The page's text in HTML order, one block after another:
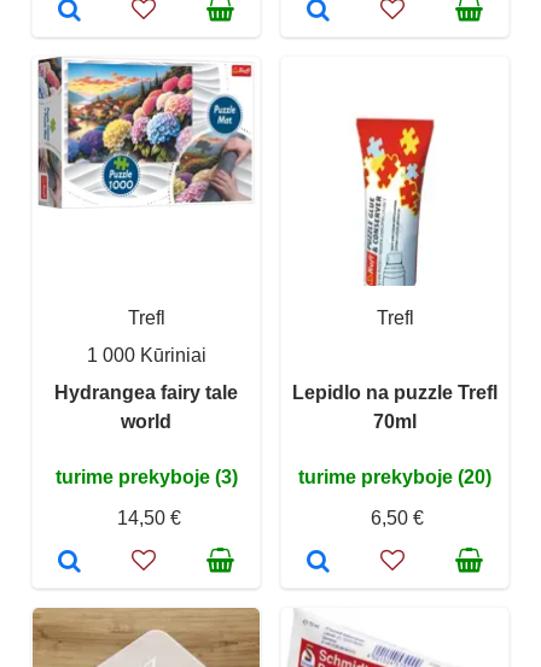
Trefl
1 000 Kūriniai
Hydrangea fairy tale
world
turime prekyboje (3)
14,50 €
Trefl
Lepidlo na puzzle Trefl
70ml
turime prekyboje (20)
6,50 €